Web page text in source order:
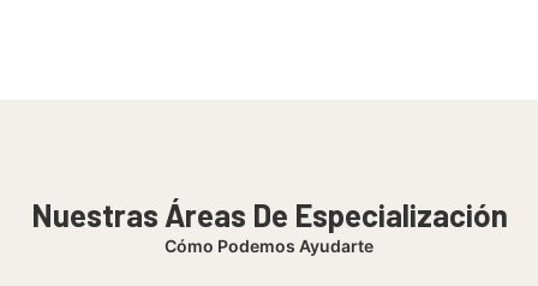
Nuestras Áreas De Especialización
Cómo Podemos Ayudarte